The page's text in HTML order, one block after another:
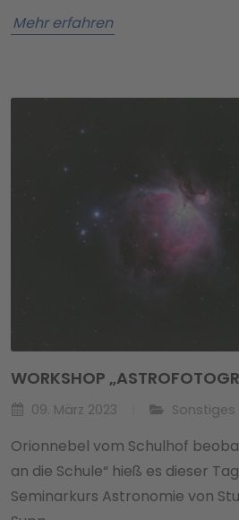
Mehr erfahren
WORKSHOP
09. März 2023 Sonstiges
Orionnebel vom Schulhof
an die Schule“ hieß es dieser
Seminarkurs Astronomie von